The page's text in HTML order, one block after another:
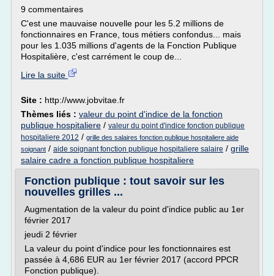
9 commentaires
C'est une mauvaise nouvelle pour les 5.2 millions de
fonctionnaires en France, tous métiers confondus... mais
pour les 1.035 millions d'agents de la Fonction Publique
Hospitalière, c'est carrément le coup de...
Lire la suite
Site : http://www.jobvitae.fr
Thèmes liés : valeur du point d'indice de la fonction
publique hospitaliere / valeur du point d'indice fonction publique
hospitaliere 2012 / grille des salaires fonction publique hospitaliere aide
soignant / aide soignant fonction publique hospitaliere salaire / grille
salaire cadre a fonction publique hospitaliere
Fonction publique : tout savoir sur les
nouvelles grilles ...
Augmentation de la valeur du point d'indice public au 1er
février 2017
jeudi 2 février
La valeur du point d'indice pour les fonctionnaires est
passée à 4,686 EUR au 1er février 2017 (accord PPCR
Fonction publique).